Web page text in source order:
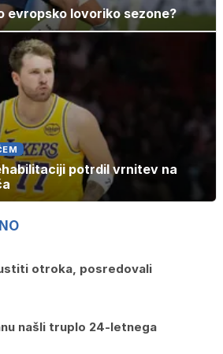
evropsko lovoriko sezone?
potrdil vrnitev na
otroka, posredovali
našli truplo 24-letnega